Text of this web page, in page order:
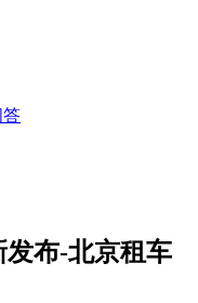
答
布-北京租车